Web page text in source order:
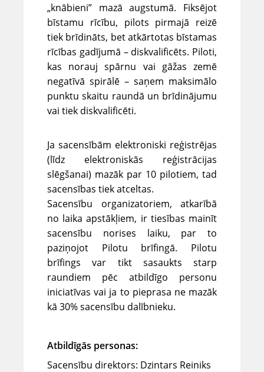
„knābieni” mazā augstumā. Fiksējot
bīstamu rīcību, pilots pirmajā reizē
tiek brīdināts, bet atkārtotas bīstamas
rīcības gadījumā – diskvalificēts. Piloti,
kas norauj spārnu vai gāžas zemē
negatīvā spirālē – saņem maksimālo
punktu skaitu raundā un brīdinājumu
vai tiek diskvalificēti.
Ja sacensībām elektroniski reģistrējas
(līdz elektroniskās reģistrācijas
slēgšanai) mazāk par 10 pilotiem, tad
sacensības tiek atceltas.
Sacensību organizatoriem, atkarībā
no laika apstākļiem, ir tiesības mainīt
sacensību norises laiku, par to
paziņojot Pilotu brīfingā. Pilotu
brīfings var tikt sasaukts starp
raundiem pēc atbildīgo personu
iniciatīvas vai ja to pieprasa ne mazāk
kā 30% sacensību dalībnieku.
Atbildīgās personas:
Sacensību direktors: Dzintars Reiniks